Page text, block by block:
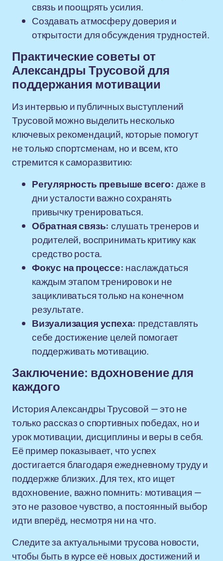
связь и поощрять усилия.
Создавать атмосферу доверия и
открытости для обсуждения трудностей.
Практические советы от
Александры Трусовой для
поддержания мотивации
Из интервью и публичных выступлений
Трусовой можно выделить несколько
ключевых рекомендаций, которые помогут
не только спортсменам, но и всем, кто
стремится к саморазвитию:
Регулярность превыше всего: даже в
дни усталости важно сохранять
привычку тренироваться.
Обратная связь: слушать тренеров и
родителей, воспринимать критику как
средство роста.
Фокус на процессе: наслаждаться
каждым этапом тренировок и не
зацикливаться только на конечном
результате.
Визуализация успеха: представлять
себе достижение целей помогает
поддерживать мотивацию.
Заключение: вдохновение для
каждого
История Александры Трусовой — это не
только рассказ о спортивных победах, но и
урок мотивации, дисциплины и веры в себя.
Её пример показывает, что успех
достигается благодаря ежедневному труду и
поддержке близких. Для тех, кто ищет
вдохновение, важно помнить: мотивация —
это не разовое чувство, а постоянный выбор
идти вперёд, несмотря ни на что.
Следите за актуальными трусова новости,
чтобы быть в курсе её новых достижений и